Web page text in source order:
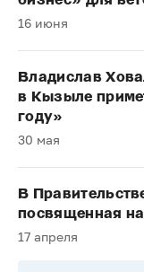
16 июня
Владислав
в Кызыле
году»
30 мая
В
посвященная
17 апреля